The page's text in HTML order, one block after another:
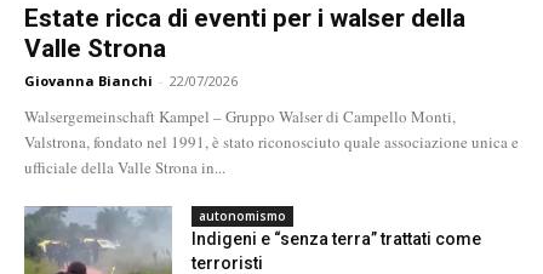
Estate ricca di eventi per i walser della
Valle Strona
Giovanna Bianchi - 22/07/2026
Walsergemeinschaft Kampel – Gruppo Walser di Campello Monti,
Valstrona, fondato nel 1991, è stato riconosciuto quale associazione unica e
ufficiale della Valle Strona in...
autonomismo
Indigeni e “senza terra” trattati come
terroristi